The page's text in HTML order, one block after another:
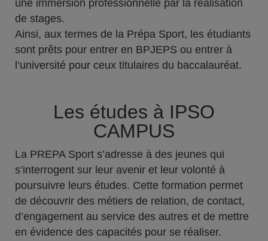
une immersion professionnelle par la réalisation
de stages.
Ainsi, aux termes de la Prépa Sport, les étudiants
sont prêts pour entrer en BPJEPS ou entrer à
l’université pour ceux titulaires du baccalauréat.
Les études à IPSO
CAMPUS
La PREPA Sport s’adresse à des jeunes qui
s’interrogent sur leur avenir et leur volonté à
poursuivre leurs études. Cette formation permet
de découvrir des métiers de relation, de contact,
d’engagement au service des autres et de mettre
en évidence des capacités pour se réaliser.